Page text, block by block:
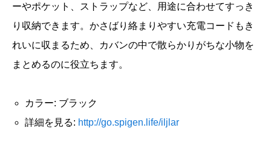
ーやポケット、ストラップなど、用途に合わせてすっき
り収納できます。かさばり絡まりやすい充電コードもき
れいに収まるため、カバンの中で散らかりがちな小物を
まとめるのに役立ちます。
カラー: ブラック
詳細を見る: http://go.spigen.life/iljlar